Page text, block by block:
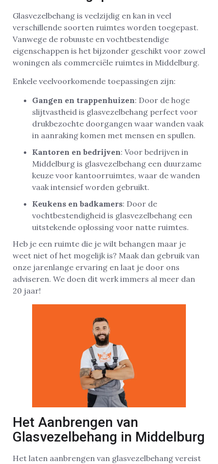
Glasvezelbehang is veelzijdig en kan in veel
verschillende soorten ruimtes worden toegepast.
Vanwege de robuuste en vochtbestendige
eigenschappen is het bijzonder geschikt voor zowel
woningen als commerciële ruimtes in Middelburg.
Enkele veelvoorkomende toepassingen zijn:
Gangen en trappenhuizen: Door de hoge
slijtvastheid is glasvezelbehang perfect voor
drukbezochte doorgangen waar wanden vaak
in aanraking komen met mensen en spullen.
Kantoren en bedrijven: Voor bedrijven in
Middelburg is glasvezelbehang een duurzame
keuze voor kantoorruimtes, waar de wanden
vaak intensief worden gebruikt.
Keukens en badkamers: Door de
vochtbestendigheid is glasvezelbehang een
uitstekende oplossing voor natte ruimtes.
Heb je een ruimte die je wilt behangen maar je
weet niet of het mogelijk is? Maak dan gebruik van
onze jarenlange ervaring en laat je door ons
adviseren. We doen dit werk immers al meer dan
20 jaar!
Het Aanbrengen van
Glasvezelbehang in Middelburg
Het laten aanbrengen van glasvezelbehang vereist